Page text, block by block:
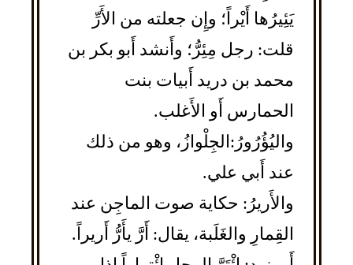
يَئِيرُها أَيْراً؛ وإِن جعلته من الأَرِّ
قلت: رجل مِئِرُّ؛ وأَنشد أَبو بكر بن
محمد بن دريد أَبيات بنت
الحمارس أَو الأَغلب.
واليُؤُرُورُ:الجِلْوازُ، وهو من ذلك
عند أَبي علي.
والأَريرُ: حكاية صوت الماجِن عند
القِمارِ والغَلَبة، يقال: أَرَّ يأَرُّ أَريراً.